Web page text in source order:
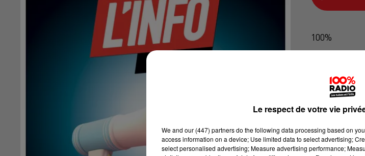
100%
Le respect de votre vie
We and our (447) partnersdo the following data processing based on
access information on a device; Use limited data to select advertising;
select personalised advertising; Measure advertising performance;